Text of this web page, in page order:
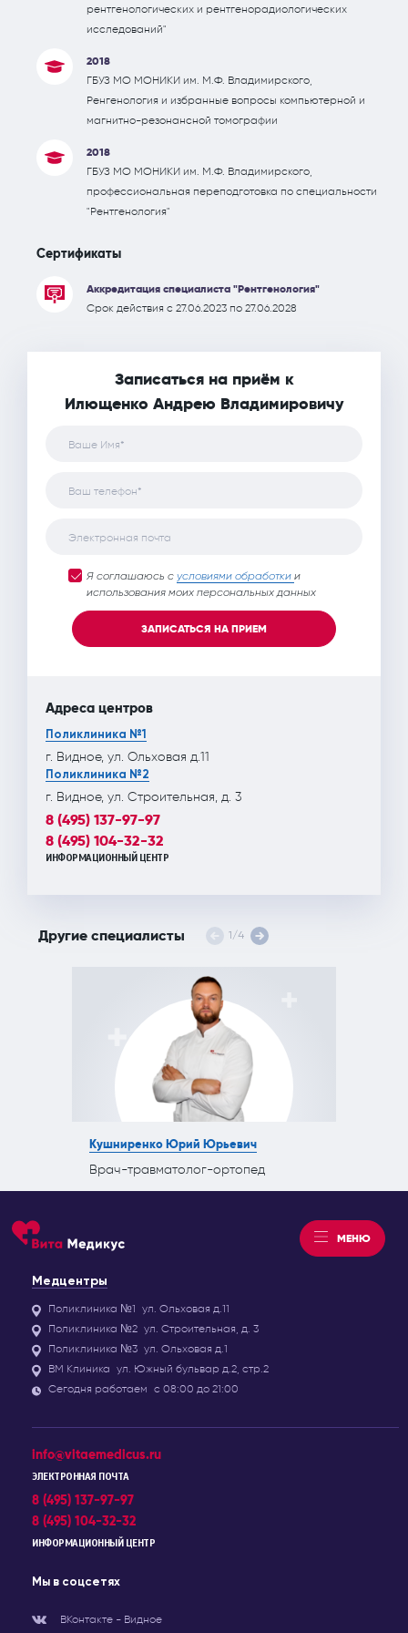
рентгенологических и рентгенорадиологических
исследований"
2018
ГБУЗ МО МОНИКИ им. М.Ф. Владимирского,
Ренгенология и избранные вопросы компьютерной и
магнитно-резонансной томографии
2018
ГБУЗ МО МОНИКИ им. М.Ф. Владимирского,
профессиональная переподготовка по специальности
"Рентгенология"
Сертификаты
Аккредитация специалиста "Рентгенология"
Срок действия с 27.06.2023 по 27.06.2028
Записаться на приём к
Илющенко Андрею Владимировичу
Ваше Имя*
Ваш телефон*
Электронная почта
Я соглашаюсь с условиями обработки и
использования моих персональных данных
ЗАПИСАТЬСЯ НА ПРИЕМ
Адреса центров
Поликлиника №1
г. Видное, ул. Ольховая д.11
Поликлиника №2
г. Видное, ул. Строительная, д. 3
8 (495) 137-97-97
8 (495) 104-32-32
ИНФОРМАЦИОННЫЙ ЦЕНТР
Другие специалисты 1 /4
Кушниренко Юрий Юрьевич
Врач-травматолог-ортопед
МЕНЮ
Медцентры
Поликлиника №1 ул. Ольховая д.11
Поликлиника №2 ул. Строительная, д. 3
Поликлиника №3 ул. Ольховая д.1
ВМ Клиника ул. Южный бульвар д.2, стр.2
Сегодня работаем с 08:00 до 21:00
info@vitaemedicus.ru
ЭЛЕКТРОННАЯ ПОЧТА
8 (495) 137-97-97
8 (495) 104-32-32
ИНФОРМАЦИОННЫЙ ЦЕНТР
Мы в соцсетях
ВКонтакте - Видное